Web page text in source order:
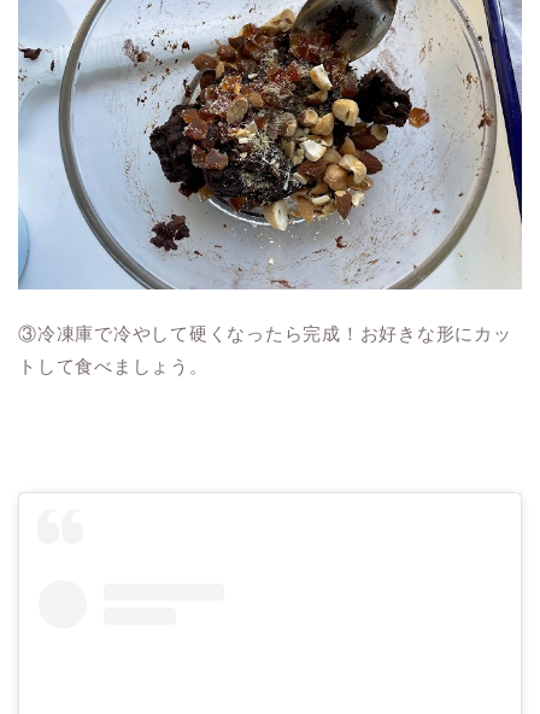
③冷凍庫で冷やして硬くなったら完成！お好きな形にカッ
トして食べましょう。